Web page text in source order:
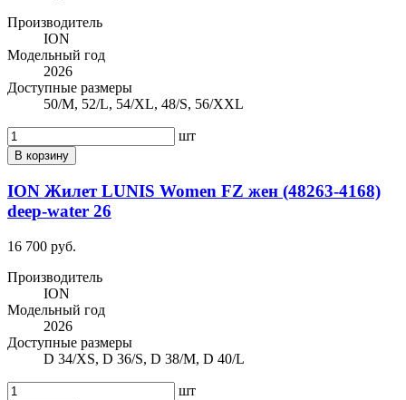
Производитель
ION
Модельный год
2026
Доступные размеры
50/M, 52/L, 54/XL, 48/S, 56/XXL
шт
В корзину
ION Жилет LUNIS Women FZ жен (48263-4168)
deep-water 26
16 700 руб.
Производитель
ION
Модельный год
2026
Доступные размеры
D 34/XS, D 36/S, D 38/M, D 40/L
шт